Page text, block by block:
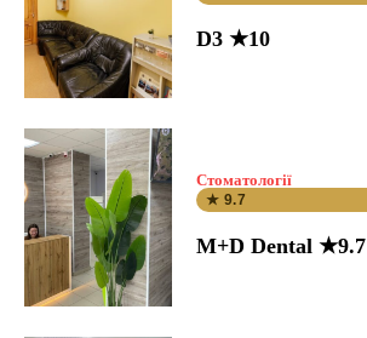
D3 ★10
Стоматології
★ 9.7
M+D Dental ★9.7